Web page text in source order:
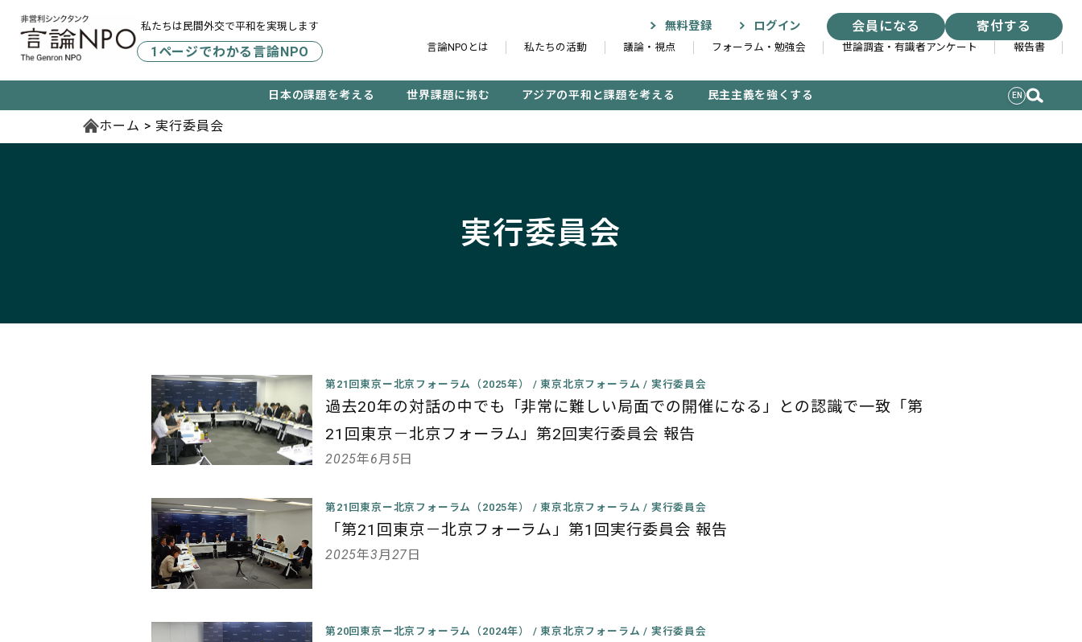
私たちは民間外交で平和を実現します
1ページでわかる言論NPO
無料登録 ログイン 会員になる 寄付する
言論NPOとは 私たちの活動 議論・視点 フォーラム・勉強会 世論調査・有識者アンケート 報告書
日本の課題を考える 世界課題に挑む アジアの平和と課題を考える 民主主義を強くする EN
ホーム 実行委員会
実行委員会
第21回東京ー北京フォーラム（2025年） / 東京北京フォーラム/ 実行委員会
過去20年の対話の中でも「非常に難しい局面での開催になる」との認識で一致 「第
21回東京－北京フォーラム」第2回実行委員会 報告
2025年6月5日
第21回東京ー北京フォーラム（2025年） / 東京北京フォーラム/ 実行委員会
「第21回東京－北京フォーラム」第1回実行委員会 報告
2025年3月27日
第20回東京ー北京フォーラム（2024年） / 東京北京フォーラム/ 実行委員会